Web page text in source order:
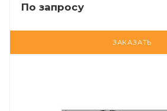
По запросу
ЗАКАЗАТЬ